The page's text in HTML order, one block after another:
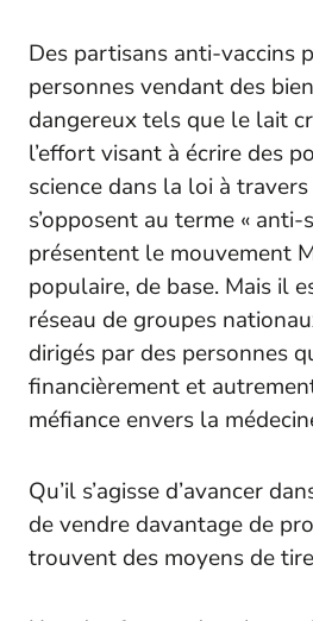
Des partisans anti-vaccins
personnes vendant des
dangereux tels que le lait
l’effort visant à écrire des
science dans la loi à
s’opposent au terme « anti-
présentent le mouvement
populaire, de base. Mais il
réseau de groupes
dirigés par des personnes
financièrement et
méfiance envers la
Qu’il s’agisse d’avancer
de vendre davantage de
trouvent des moyens de